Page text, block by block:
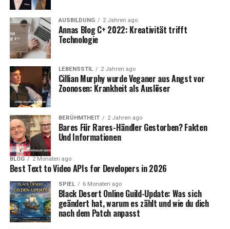
AUSBILDUNG 2 Jahren ago
Annas Blog C+ 2022: Kreativität trifft
Technologie
LEBENSSTIL 2 Jahren ago
Cillian Murphy wurde Veganer aus Angst vor
Zoonosen: Krankheit als Auslöser
BERÜHMTHEIT 2 Jahren ago
Bares Für Rares-Händler Gestorben? Fakten
Und Informationen
BLOG 2 Monaten ago
Best Text to Video APIs for Developers in 2026
SPIEL 6 Monaten ago
Black Desert Online Guild-Update: Was sich
geändert hat, warum es zählt und wie du dich
nach dem Patch anpasst